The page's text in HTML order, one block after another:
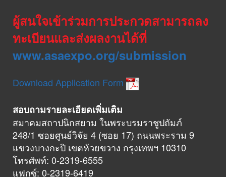
ผู้สนใจเข้าร่วมการประกวดสามารถลง
ทะเบียนและส่งผลงานได้ที่
www.asaexpo.org/submission
Download Application Form
สอบถามรายละเอียดเพิ่มเติม
สมาคมสถาปนิกสยาม ในพระบรมราชูปถัมภ์
248/1 ซอยศูนย์วิจัย 4 (ซอย 17) ถนนพระราม 9
แขวงบางกะปิ เขตห้วยขวาง กรุงเทพฯ 10310
โทรศัพท์: 0-2319-6555
แฟกซ์: 0-2319-6419